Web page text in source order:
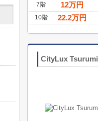
7階
12万円
10階
22.2万円
CityLux Tsurumi